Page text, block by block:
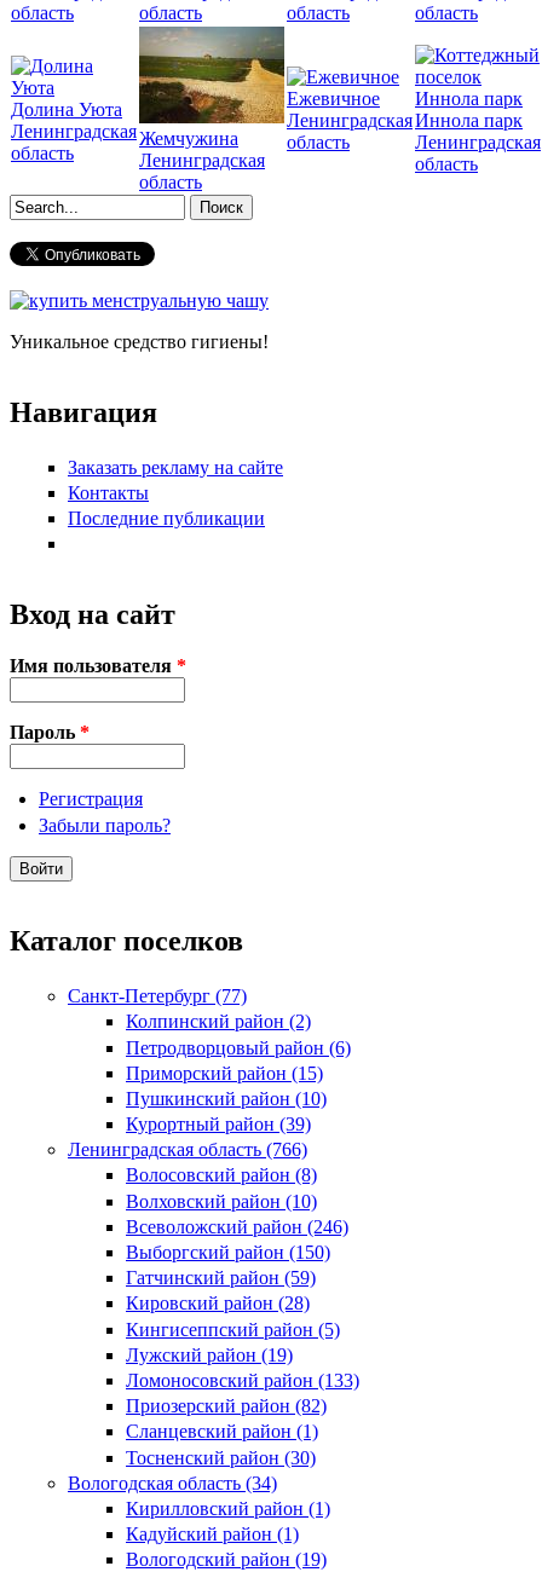
область
область
область
область
Долина Уюта
Ленинградская
область
Жемчужина
Ленинградская
область
Ежевичное
Ленинградская
область
Иннола парк
Ленинградская
область
Форма поиска
Уникальное средство гигиены!
Навигация
Заказать рекламу на сайте
Контакты
Последние публикации
Вход на сайт
Имя пользователя *
Пароль *
Регистрация
Забыли пароль?
Каталог поселков
Санкт-Петербург (77)
Колпинский район (2)
Петродворцовый район (6)
Приморский район (15)
Пушкинский район (10)
Курортный район (39)
Ленинградская область (766)
Волосовский район (8)
Волховский район (10)
Всеволожский район (246)
Выборгский район (150)
Гатчинский район (59)
Кировский район (28)
Кингисеппский район (5)
Лужский район (19)
Ломоносовский район (133)
Приозерский район (82)
Сланцевский район (1)
Тосненский район (30)
Вологодская область (34)
Кирилловский район (1)
Кадуйский район (1)
Вологодский район (19)